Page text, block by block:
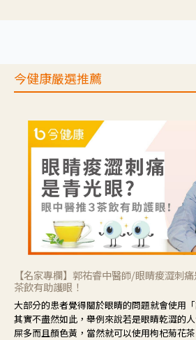
今健康嚴選推薦
【名家專欄】郭祐睿中醫師/眼睛痠澀刺
茶飲有助護眼！
大部分的患者覺得關於眼睛的問題就會使用
其實不盡然如此，舉例來說若是眼睛乾澀的
屎多而且顏色黃，當然就可以使用枸杞菊花